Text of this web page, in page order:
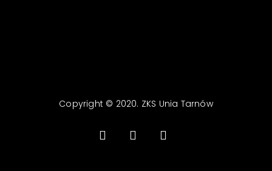
Copyright © 2020. ZKS Unia Tarnów
facebookyoutubeemail